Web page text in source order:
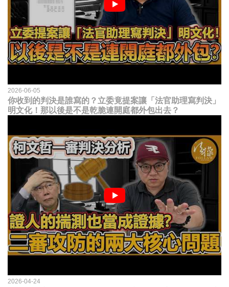
2026-06-05
你收到的判決是誰寫的？立委竟提案讓「法官助理寫判決」
明文化！那以後是不是乾脆連開庭都外包出去？
2026-04-24